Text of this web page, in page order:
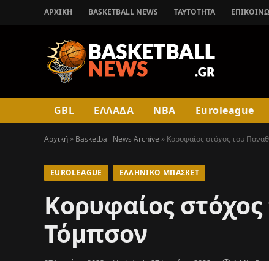
ΑΡΧΙΚΉ BASKETBALL NEWS ΤΑΥΤΟΤΗΤΑ
GBL ΕΛΛΑΔΑ NBA Euroleague
Αρχική» Basketball News Archive » Κορυφαίος στόχος του
EUROLEAGUE ΕΛΛΗΝΙΚΌ ΜΠΆΣΚΕΤ
Κορυφαίος
Τόμπσον